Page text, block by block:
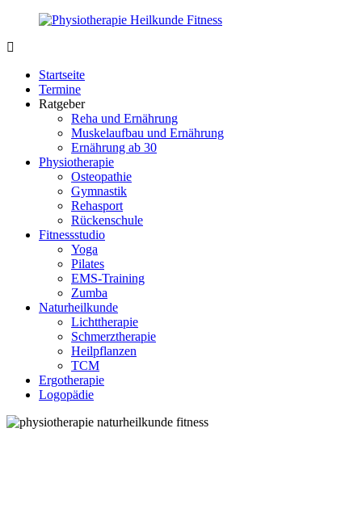
Zurück
Inhalt
Fit.de
Körper
Startseite
Termine
Ratgeber
Reha und Ernährung
Muskelaufbau und Ernährung
Ernährung ab 30
Physiotherapie
Osteopathie
Gymnastik
Rehasport
Rückenschule
Fitnessstudio
Yoga
Pilates
EMS-Training
Zumba
Naturheilkunde
Lichttherapie
Schmerztherapie
Heilpflanzen
TCM
Ergotherapie
Logopädie